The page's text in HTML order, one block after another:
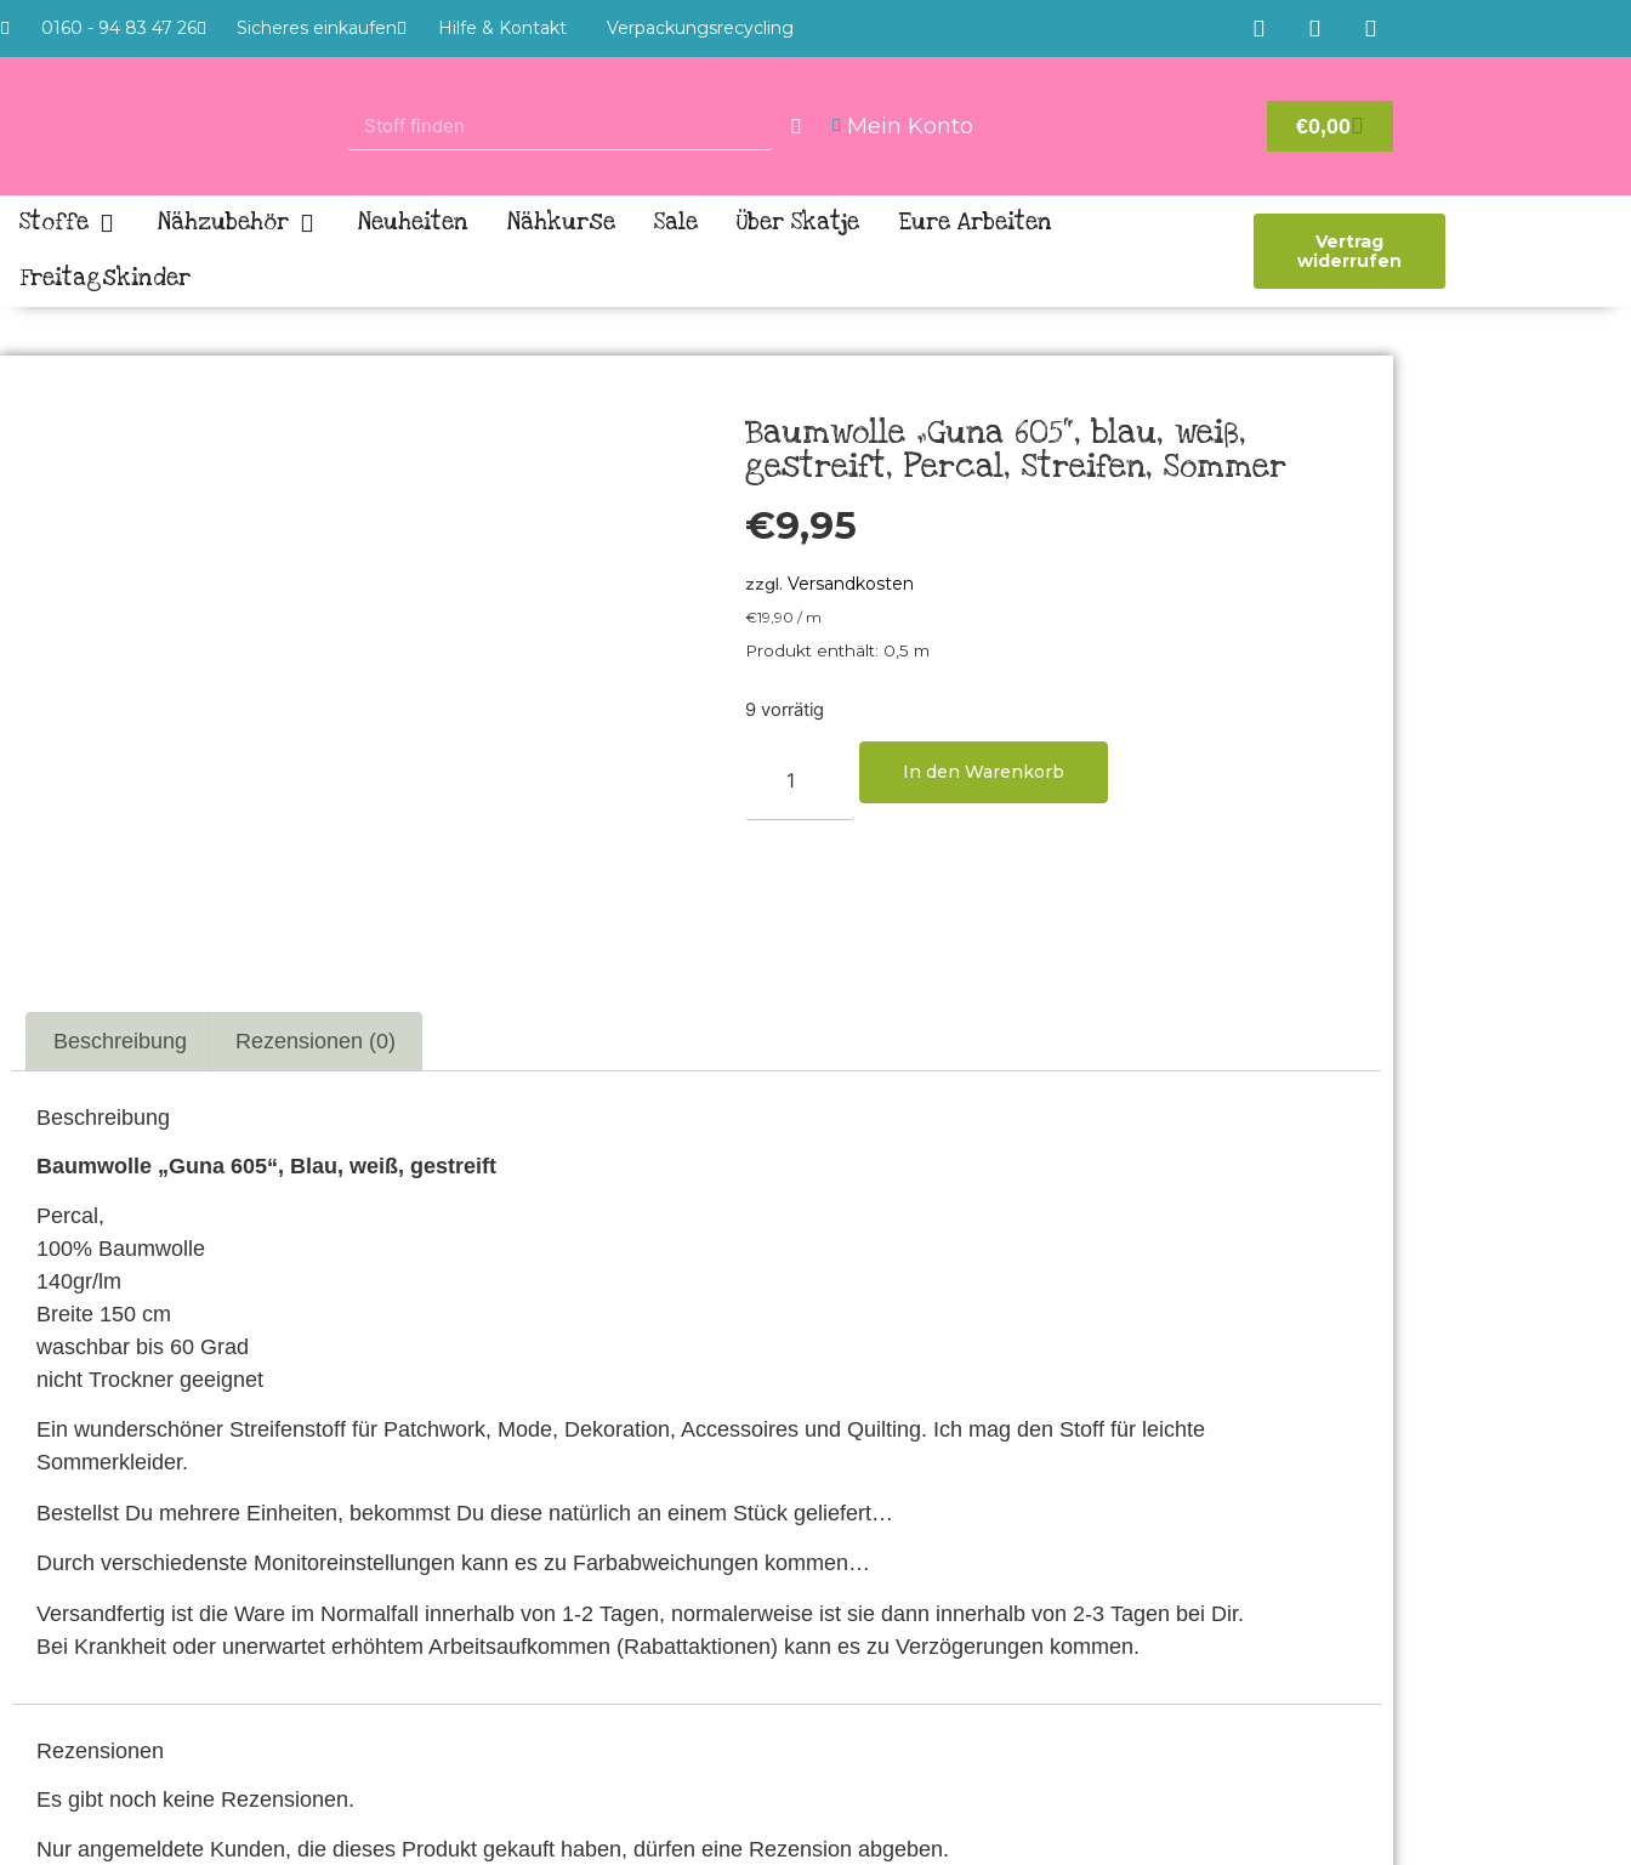
0160 - 94 83 47 26 Sicheres einkaufen Hilfe & Kontakt Verpackungsrecycling
Mein Konto €0,00
Stoffe Nähzubehör Neuheiten Nähkurse Sale Über Skatje
Eure Arbeiten
Freitagskinder
Vertrag
widerrufen
Baumwolle „Guna 605“, blau, weiß,
gestreift, Percal, Streifen, Sommer
€9,95
zzgl. Versandkosten
€19,90 / m
Produkt enthält: 0,5 m
9 vorrätig
In den Warenkorb
Beschreibung Rezensionen (0)
Beschreibung
Baumwolle „Guna 605“, Blau, weiß, gestreift
Percal,
100% Baumwolle
140gr/lm
Breite 150 cm
waschbar bis 60 Grad
nicht Trockner geeignet
Ein wunderschöner Streifenstoff für Patchwork, Mode, Dekoration, Accessoires und Quilting. Ich mag den Stoff für leichte
Sommerkleider.
Bestellst Du mehrere Einheiten, bekommst Du diese natürlich an einem Stück geliefert…
Durch verschiedenste Monitoreinstellungen kann es zu Farbabweichungen kommen…
Versandfertig ist die Ware im Normalfall innerhalb von 1-2 Tagen, normalerweise ist sie dann innerhalb von 2-3 Tagen bei Dir.
Bei Krankheit oder unerwartet erhöhtem Arbeitsaufkommen (Rabattaktionen) kann es zu Verzögerungen kommen.
Rezensionen
Es gibt noch keine Rezensionen.
Nur angemeldete Kunden, die dieses Produkt gekauft haben, dürfen eine Rezension abgeben.